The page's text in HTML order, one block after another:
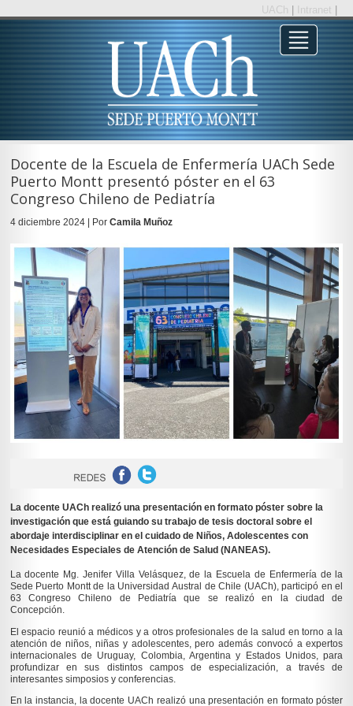
UACh Intranet
Docente de la Escuela de Enfermería UACh Sede
Puerto Montt presentó póster en el 63
Congreso Chileno de Pediatría
4 diciembre 2024 | Por Camila Muñoz
La docente UACh realizó una presentación en formato póster sobre la
investigación que está guiando su trabajo de tesis doctoral sobre el
abordaje interdisciplinar en el cuidado de Niños, Adolescentes con
Necesidades Especiales de Atención de Salud (NANEAS).
La docente Mg. Jenifer Villa Velásquez, de la Escuela de Enfermería de la
Sede Puerto Montt de la Universidad Austral de Chile (UACh), participó en el
63 Congreso Chileno de Pediatría que se realizó en la ciudad de
Concepción.
El espacio reunió a médicos y a otros profesionales de la salud en torno a la
atención de niños, niñas y adolescentes, pero además convocó a expertos
internacionales de Uruguay, Colombia, Argentina y Estados Unidos, para
profundizar en sus distintos campos de especialización, a través de
interesantes simposios y conferencias.
En la instancia, la docente UACh realizó una presentación en formato póster